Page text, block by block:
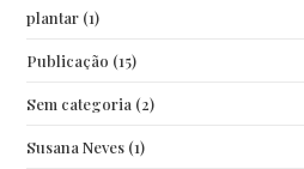
plantar (1)
Publicação (15)
Sem categoria (2)
Susana Neves (1)